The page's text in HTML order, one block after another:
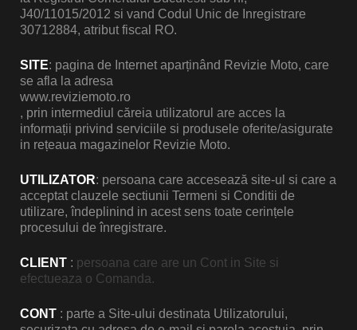
J40/11015/2012 si vand Codul Unic de Inregistrare
30712884, atribut fiscal RO.
SITE: pagina de Internet aparținând Revizie Moto, care
se afla la adresa
www.reviziemoto.ro
, prin intermediul căreia utilizatorul are acces la
informații privind serviciile si produsele oferite/asigurate
in rețeaua magazinelor Revizie Moto.
UTILIZATOR: persoana care accesează site-ul si care a
acceptat clauzele sectiunii Termeni si Conditii de
utilizare, îndeplinind in acest sens toate cerințele
procesului de înregistrare.
CLIENT : persoana care are un Cont in Site si
efectueaza o Comanda.
CONT : parte a Site-ului destinata Utilizatorului,